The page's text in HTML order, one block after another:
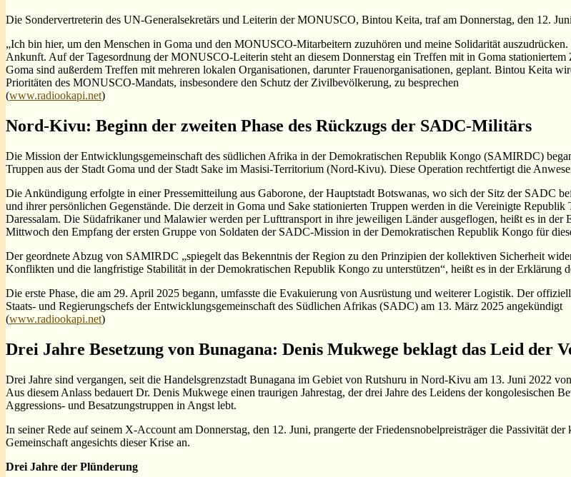
Die Sondervertreterin des UN-Generalsekretärs und Leiterin der MONUSCO, Bintou Keita, traf am Donnerstag, den 12.
„Ich bin hier, um den Menschen in Goma und den MONUSCO-Mitarbeitern zuzuhören und meine Solidarität
Ankunft. Auf der Tagesordnung der MONUSCO-Leiterin steht an diesem Donnerstag ein Treffen mit in Goma
Goma sind außerdem Treffen mit mehreren lokalen Organisationen, darunter Frauenorganisationen, geplant. Bintou Keita
Prioritäten des MONUSCO-Mandats, insbesondere den Schutz der Zivilbevölkerung, zu besprechen
(www.radiookapi.net)
Nord-Kivu: Beginn der zweiten Phase des Rückzugs der SADC-Militärs
Die Mission der Entwicklungsgemeinschaft des südlichen Afrika in der Demokratischen Republik Kongo (SAMIRDC)
Truppen aus der Stadt Goma und der Stadt Sake im Masisi-Territorium (Nord-Kivu). Diese Operation rechtfertigt die
Die Ankündigung erfolgte in einer Pressemitteilung aus Gaborone, der Hauptstadt Botswanas, wo sich der Sitz der SADC
und ihrer persönlichen Gegenstände. Die derzeit in Goma und Sake stationierten Truppen werden in die Vereinigte
Daressalam. Die Südafrikaner und Malawier werden per Lufttransport in ihre jeweiligen Länder ausgeflogen, heißt es in
Mittwoch den Empfang der ersten Gruppe von Soldaten der SADC-Mission in der Demokratischen Republik Kongo für
Der geordnete Abzug von SAMIRDC „spiegelt das Bekenntnis der Region zu den Prinzipien der kollektiven Sicherheit
Konflikten und die langfristige Stabilität in der Demokratischen Republik Kongo zu unterstützen“, heißt es in der Erklärung
Die erste Phase, die am 29. April 2025 begann, umfasste die Evakuierung von Ausrüstung und weiterer Logistik. Der
Staats- und Regierungschefs der Entwicklungsgemeinschaft des Südlichen Afrikas (SADC) am 13. März 2025 angekündigt
(www.radiookapi.net)
Drei Jahre Besetzung von Bunagana: Denis Mukwege beklagt das Leid der
Drei Jahre sind vergangen, seit die Handelsgrenzstadt Bunagana im Gebiet von Rutshuru in Nord-Kivu am 13. Juni 2022
Aus diesem Anlass bedauert Dr. Denis Mukwege einen traurigen Jahrestag, der drei Jahre des Leidens der kongolesischen
Aggressions- und Besatzungstruppen in Angst lebt.
In seiner Rede auf seinem X-Account am Donnerstag, den 12. Juni, prangerte der Friedensnobelpreisträger die Passivität
Gemeinschaft angesichts dieser Krise an.
Drei Jahre der Plünderung